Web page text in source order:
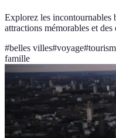
Explorez les incontournables
attractions mémorables et des
#belles villes#voyage#
famille